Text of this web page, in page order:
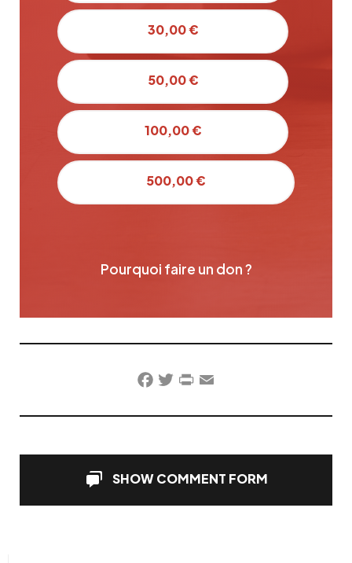
30,00 €
50,00 €
100,00 €
500,00 €
Pourquoi faire un don ?
Facebook
TwitterPrintFriendly
Email
SHOW COMMENT FORM